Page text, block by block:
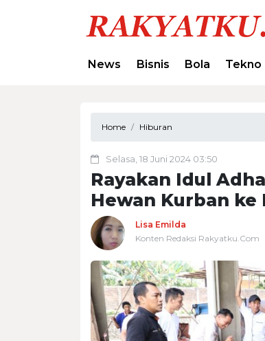
News Bisnis Bola Tekno
Home Hiburan
Selasa, 18 Juni 2024 03:50
Rayakan Idul
Hewan Kurban ke
Lisa Emilda
Konten Redaksi Rakyatku.Com